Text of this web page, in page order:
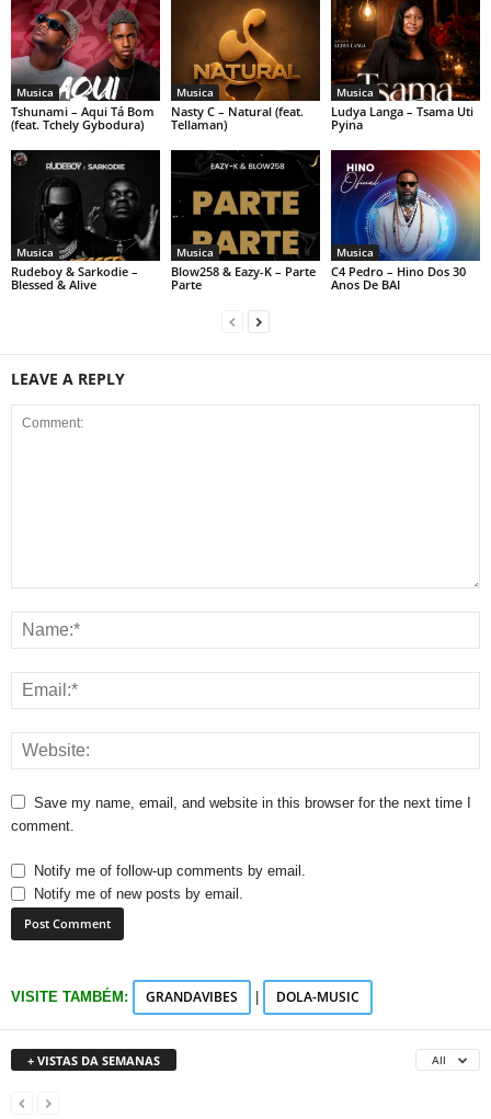
Musica
Tshunami – Aqui Tá Bom
(feat. Tchely Gybodura)
Musica
Nasty C – Natural (feat.
Tellaman)
Musica
Ludya Langa – Tsama Uti
Pyina
Musica
Rudeboy & Sarkodie –
Blessed & Alive
Musica
Blow258 & Eazy-K – Parte
Parte
Musica
C4 Pedro – Hino Dos 30
Anos De BAI
LEAVE A REPLY
Save my name, email, and website in this browser for the next time I
comment.
Notify me of follow-up comments by email.
Notify me of new posts by email.
VISITE TAMBÉM: GRANDAVIBES DOLA-MUSIC
+ VISTAS DA SEMANAS All